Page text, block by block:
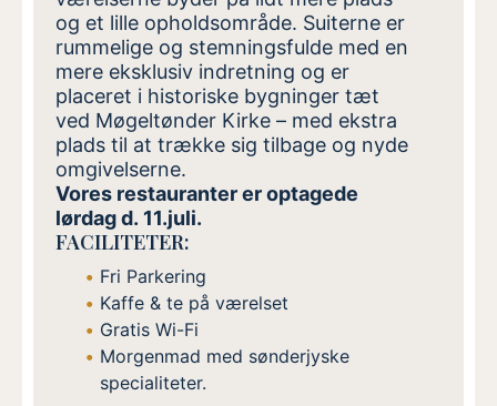
og et lille opholdsområde. Suiterne er
rummelige og stemningsfulde med en
mere eksklusiv indretning og er
placeret i historiske bygninger tæt
ved Møgeltønder Kirke – med ekstra
plads til at trække sig tilbage og nyde
omgivelserne.
Vores restauranter er optagede
lørdag d. 11.juli.
FACILITETER:
Fri Parkering
Kaffe & te på værelset
Gratis Wi-Fi
Morgenmad med sønderjyske
specialiteter.